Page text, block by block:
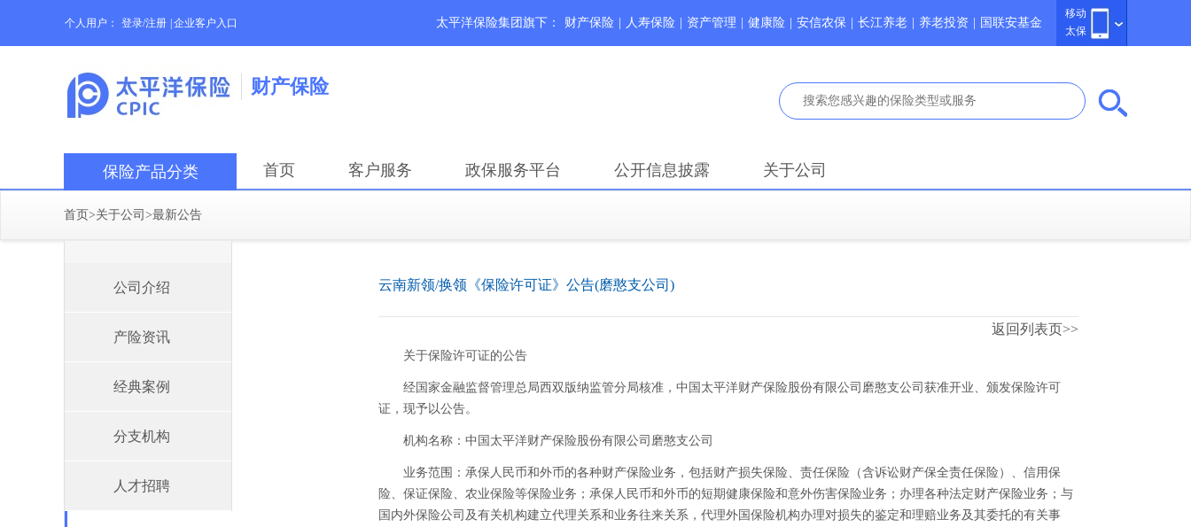
个人用户： 登录/注册 企业客户入口
移动
太保
太平洋保险集团旗下： 财产保险 人寿保险 资产管理 健康险 安信农保 长江养老 养老投资 国联安基金
财产保险
保险产品分类 首页 客户服务 政保服务平台 公开信息披露 关于公司
首页>关于公司 >最新公告
公司介绍
产险资讯
经典案例
分支机构
人才招聘
云南新领/换领《保险许可证》公告(磨憨支公司)
返回列表页>>
关于保险许可证的公告
经国家金融监督管理总局西双版纳监管分局核准，中国太平洋财产保险股份有限公司磨憨支公司获准开业、颁发保险许可
证，现予以公告。
机构名称：中国太平洋财产保险股份有限公司磨憨支公司
业务范围：承保人民币和外币的各种财产保险业务，包括财产损失保险、责任保险（含诉讼财产保全责任保险）、信用保
险、保证保险、农业保险等保险业务；承保人民币和外币的短期健康保险和意外伤害保险业务；办理各种法定财产保险业务；与
国内外保险公司及有关机构建立代理关系和业务往来关系，代理外国保险机构办理对损失的鉴定和理赔业务及其委托的有关事